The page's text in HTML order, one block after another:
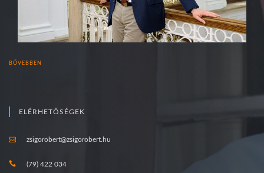
BŐVEBBEN
ELÉRHETŐSÉGEK
zsigorobert@zsigorobert.hu
(79) 422 034